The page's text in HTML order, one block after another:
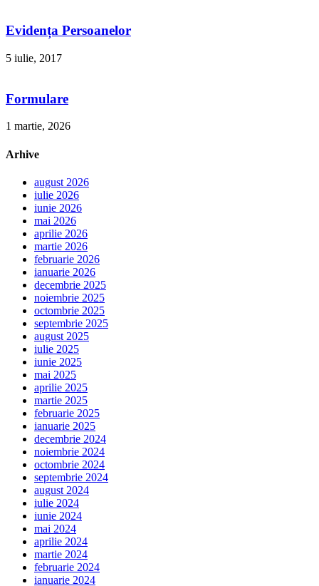
Evidența Persoanelor
5 iulie, 2017
Formulare
1 martie, 2026
Arhive
august 2026
iulie 2026
iunie 2026
mai 2026
aprilie 2026
martie 2026
februarie 2026
ianuarie 2026
decembrie 2025
noiembrie 2025
octombrie 2025
septembrie 2025
august 2025
iulie 2025
iunie 2025
mai 2025
aprilie 2025
martie 2025
februarie 2025
ianuarie 2025
decembrie 2024
noiembrie 2024
octombrie 2024
septembrie 2024
august 2024
iulie 2024
iunie 2024
mai 2024
aprilie 2024
martie 2024
februarie 2024
ianuarie 2024